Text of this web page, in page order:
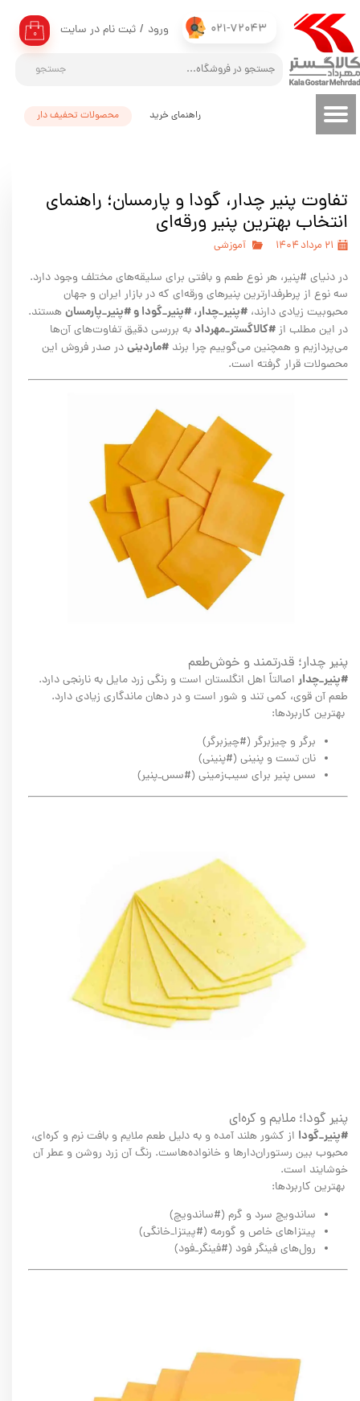
021-72043
جستجو
۰ ورود / ثبت نام در سایت
حساب کاربری من
تغییر گذر واژه
سفارشات
محصولات تحفیف دار راهنمای خرید
تفاوت پنیر چدار، گودا و پارمسان؛ راهنمای
انتخاب بهترین پنیر ورقه‌ای
۲۱ مرداد ۱۴۰۴ آموزشی
در دنیای #پنیر، هر نوع طعم و بافتی برای سلیقه‌های مختلف وجود دارد.
سه نوع از پرطرفدارترین پنیرهای ورقه‌ای که در بازار ایران و جهان
محبوبیت زیادی دارند، #پنیر_چدار، #پنیر_گودا و #پنیر_پارمسان هستند.
در این مطلب از#کالاگستر_مهردادبه بررسی دقیق تفاوت‌های آن‌ها
می‌پردازیم و همچنین می‌گوییم چرا برند #ماردینیدر صدر فروش این
محصولات قرار گرفته است.
پنیر چدار؛ قدرتمند و خوش‌طعم
#پنیر_چدار اصالتاً اهل انگلستان است و رنگی زرد مایل به نارنجی دارد.
طعم آن قوی، کمی تند و شور است و در دهان ماندگاری زیادی دارد.
بهترین کاربردها:
برگر و چیزبرگر (#چیزبرگر)
نان تست و پنینی (#پنینی)
سس پنیر برای سیب‌زمینی (#سس_پنیر)
پنیر گودا؛ ملایم و کره‌ای
#پنیر_گودا از کشور هلند آمده و به دلیل طعم ملایم و بافت نرم و کره‌ای،
محبوب بین رستوران‌دارها و خانواده‌هاست. رنگ آن زرد روشن و عطر آن
خوشایند است.
بهترین کاربردها:
ساندویچ سرد و گرم (#ساندویچ)
پیتزاهای خاص و گورمه (#پیتزا_خانگی)
رول‌های فینگر فود (#فینگر_فود)